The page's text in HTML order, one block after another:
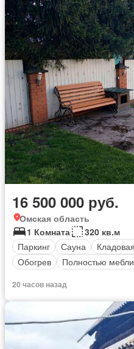
16 500 000 руб.
Омская область
1 Комната
320 кв.м
Паркинг
Сауна Кладовая
Обогрев
Полностью
20 часов назад